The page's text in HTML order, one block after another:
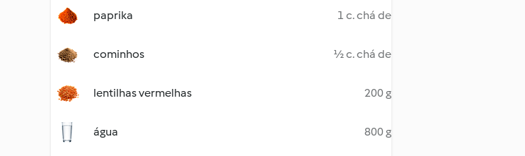
paprika 1 c. chá de
cominhos ½ c. chá de
lentilhas vermelhas 200 g
água 800 g